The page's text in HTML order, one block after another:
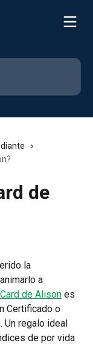
de
la
a
de Alison es
Certificado o
Un regalo ideal
de por vida